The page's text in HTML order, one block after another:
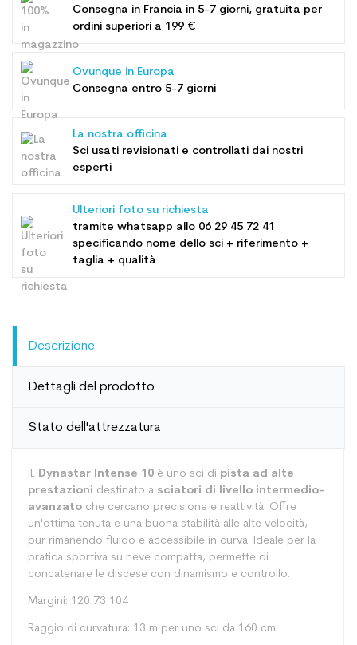
Consegna in Francia in 5-7 giorni, gratuita per
ordini superiori a 199 €
Ovunque in Europa
Consegna entro 5-7 giorni
La nostra officina
Sci usati revisionati e controllati dai nostri
esperti
Ulteriori foto su richiesta
tramite whatsapp allo 06 29 45 72 41
specificando nome dello sci + riferimento +
taglia + qualità
Descrizione
Dettagli del prodotto
Stato dell'attrezzatura
IL Dynastar Intense 10 è uno sci di pista ad alte
prestazioni destinato a sciatori di livello intermedio-
avanzato che cercano precisione e reattività. Offre
un'ottima tenuta e una buona stabilità alle alte velocità,
pur rimanendo fluido e accessibile in curva. Ideale per la
pratica sportiva su neve compatta, permette di
concatenare le discese con dinamismo e controllo.
Margini: 120 73 104
Raggio di curvatura: 13 m per uno sci da 160 cm